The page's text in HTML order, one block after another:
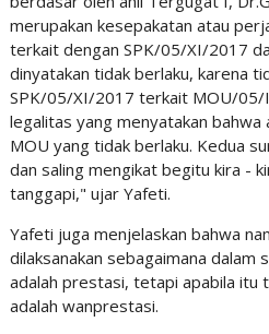
merupakan kesepakatan atau
terkait dengan SPK/05/XI/2017
dinyatakan tidak berlaku, karena
SPK/05/XI/2017 terkait MOU/05/
legalitas yang menyatakan bahwa
MOU yang tidak berlaku. Kedua
dan saling mengikat begitu kira -
tanggapi," ujar Yafeti.
Yafeti juga menjelaskan bahwa
dilaksanakan sebagaimana dalam
adalah prestasi, tetapi apabila itu
adalah wanprestasi.